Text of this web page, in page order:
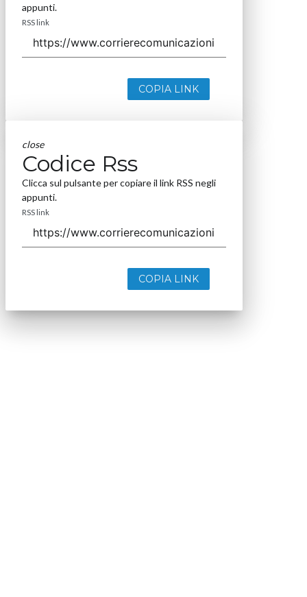
appunti.
RSS link
COPIA LINK
close
Codice Rss
Clicca sul pulsante per copiare il link RSS negli
appunti.
RSS link
COPIA LINK